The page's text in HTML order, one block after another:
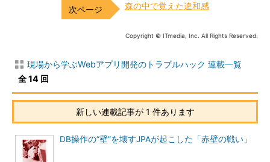
森の中で覚えた違和感
Copyright © ITmedia, Inc. All Rights Reserved.
現場から学ぶWebアプリ開発のトラブルハック 連載一覧
全 14 回
新しい連載記事が 1 件あります
DB操作の“壁”を壊すJPAが起こした「赤壁の戦い」